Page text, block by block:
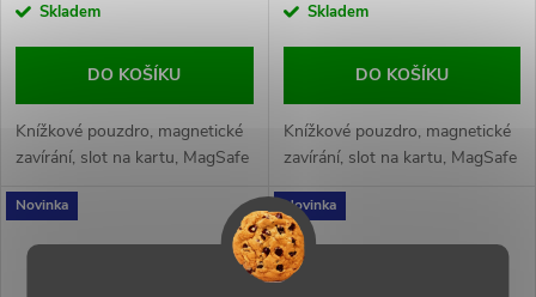
Skladem
DO KOŠÍKU
Knížkové pouzdro, magnetické
zavírání, slot na kartu, MagSafe
Skladem
DO KOŠÍKU
Knížkové pouzdro, magnetické
zavírání, slot na kartu, MagSafe
Novinka Novinka